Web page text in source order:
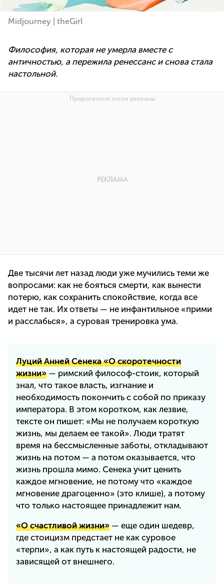
Midjourney | theGirl
Философия, которая не умерла вместе с
античностью, а пережила ренессанс и снова стала
настольной.
Две тысячи лет назад люди уже мучились теми же
вопросами: как не бояться смерти, как вынести
потерю, как сохранить спокойствие, когда все
идет не так. Их ответы — не инфантильное «прими
и расслабься», а суровая тренировка ума.
Луций Анней Сенека «О скоротечности
жизни» — римский философ-стоик, который
знал, что такое власть, изгнание и
необходимость покончить с собой по приказу
императора. В этом коротком, как лезвие,
тексте он пишет: «Мы не получаем короткую
жизнь, мы делаем ее такой». Люди тратят
время на бессмысленные заботы, откладывают
жизнь на потом — а потом оказывается, что
жизнь прошла мимо. Сенека учит ценить
каждое мгновение, не потому что «каждое
мгновение драгоценно» (это клише), а потому
что только настоящее принадлежит нам.
«О счастливой жизни» — еще один шедевр,
где стоицизм предстает не как суровое
«терпи», а как путь к настоящей радости, не
зависящей от внешнего.